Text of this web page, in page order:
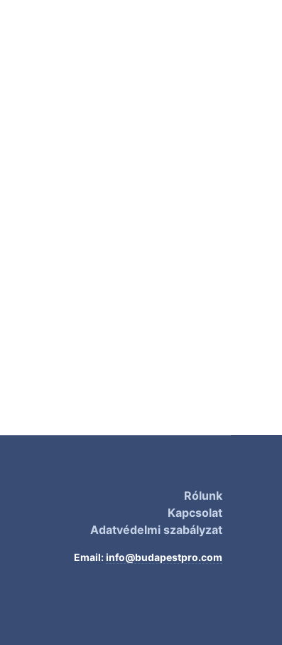
Rólunk
Kapcsolat
Adatvédelmi szabályzat
Email:info@budapestpro.com